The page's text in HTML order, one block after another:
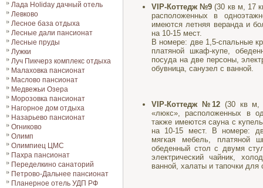
Лада Holiday дачный отель
Левково
Лесное база отдыха
Лесные дали пансионат
Лесные пруды
Лужки
Луч Пикчерз комплекс отдыха
Малаховка пансионат
Маслово пансионат
Медвежьи Озера
Морозовка пансионат
Нагорное дом отдыха
Назарьево пансионат
Огниково
Олимп
Олимпиец ЦМС
Пахра пансионат
Переделкино санаторий
Петрово-Дальнее пансионат
Планерное отель УДП РФ
VIP-Коттедж №9 (30 кв м, 17
расположенных в
имеются летняя веранда и
на 10-15 мест.
В номере: две 1,5-спальные
платяной шкаф-купе,
посуда на две персоны,
обувница, санузел с ванной.
VIP-Коттедж №12 (30 кв м,
«люкс», расположенных в
также имеются сауна с
на 10-15 мест. В номере:
мягкая мебель, платяной
обеденный стол с двумя
электрический чайник,
ванной, халаты и тапочки для